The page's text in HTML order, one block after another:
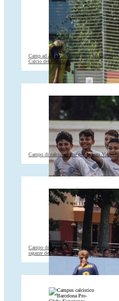
Camp ad Alte Prestazioni dell’Accademia
Calcio del Barcelona
Campo di calcio ad alte prestazioni Valencia
Campo di calcio ad alte prestazioni per le
ragazze del Barcellona